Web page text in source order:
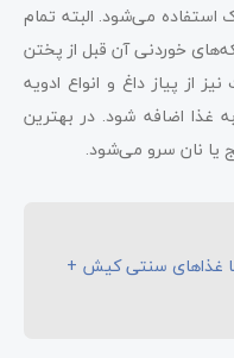
استفاده می‌شود. البته تمام
خوردنی آن قبل از پختن
از پیاز داغ و انواع ادویه
غذا اضافه شود. در بهترین
یا نان سرو می‌شود.
غذاهای سنتی کیش +